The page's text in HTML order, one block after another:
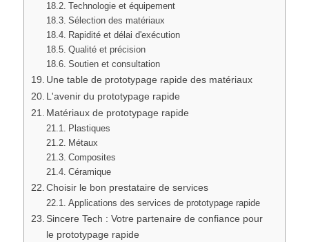
Technologie et équipement
Sélection des matériaux
Rapidité et délai d'exécution
Qualité et précision
Soutien et consultation
Une table de prototypage rapide des matériaux
L'avenir du prototypage rapide
Matériaux de prototypage rapide
Plastiques
Métaux
Composites
Céramique
Choisir le bon prestataire de services
Applications des services de prototypage rapide
Sincere Tech : Votre partenaire de confiance pour
le prototypage rapide